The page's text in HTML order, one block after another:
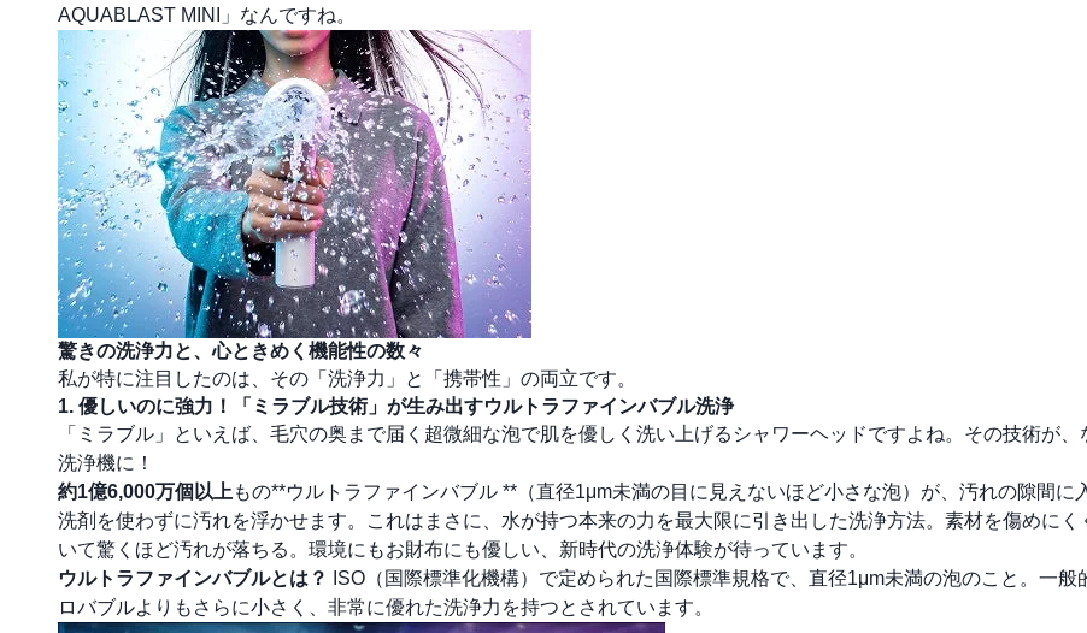
AQUABLAST MINI」なんですね。
驚きの洗浄力と、心ときめく機能性の数々
私が特に注目したのは、その「洗浄力」と「携帯性」の両立です。
1. 優しいのに強力！「ミラブル技術」が生み出すウルトラファインバブル洗浄
「ミラブル」といえば、毛穴の奥まで届く超微細な泡で肌を優しく洗い上げるシャワーヘッドですよね。その技術が、
洗浄機に！
約1億6,000万個以上 もの**ウルトラファインバブル **（直径1μm未満の目に見えないほど小さな泡）が、汚れの隙間に
洗剤を使わずに汚れを浮かせます。これはまさに、水が持つ本来の力を最大限に引き出した洗浄方法。素材を傷めにく
いて驚くほど汚れが落ちる。環境にもお財布にも優しい、新時代の洗浄体験が待っています。
ウルトラファインバブルとは？
ISO（国際標準化機構）で定められた国際標準規格で、直径1μm未満の泡のこと。一般
ロバブルよりもさらに小さく、非常に優れた洗浄力を持つとされています。